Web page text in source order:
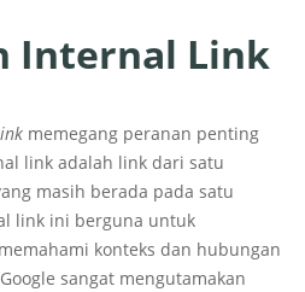
Internal Link
memegang peranan penting
link adalah link dari satu
masih berada pada satu
link ini berguna untuk
konteks dan hubungan
sangat mengutamakan